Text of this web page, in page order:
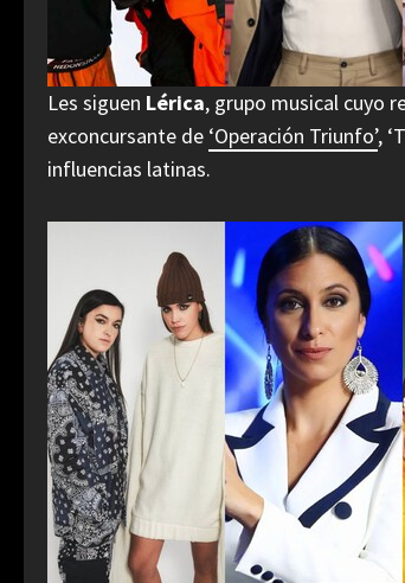
Les siguen Lérica, grupo musical cuyo
exconcursante de ‘Operación Triunfo’,
influencias latinas.